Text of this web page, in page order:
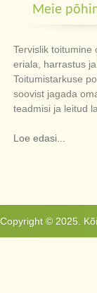
Meie
Tervislik toitumine
eriala, harrastus ja
Toitumistarkuse
soovist jagada
teadmisi ja leitud
Loe edasi...
Copyright © 2025.